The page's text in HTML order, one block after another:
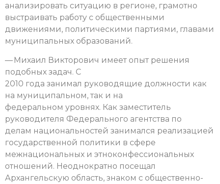
анализировать ситуацию в регионе, грамотно
выстраивать работу с общественными
движениями, политическими партиями, главами
муниципальных образований.
— Михаил Викторович имеет опыт решения
подобных задач. С
2010 года занимал руководящие должности как
на муниципальном, так и на
федеральном уровнях. Как заместитель
руководителя Федерального агентства по
делам национальностей занимался реализацией
государственной политики в сфере
межнациональных и этноконфессиональных
отношений. Неоднократно посещал
Архангельскую область, знаком с общественно-